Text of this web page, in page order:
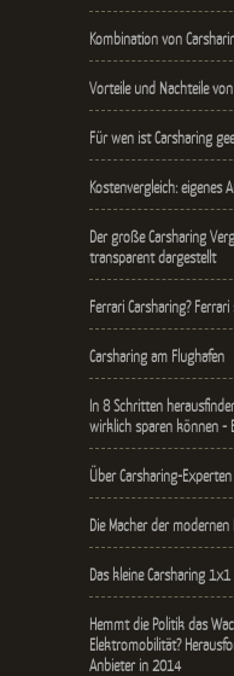
Kombination von
Vorteile und Nachteile
Für wen ist Carsharing
Kostenvergleich: eigenes
Der große Carsharing
transparent dargestellt
Ferrari Carsharing?
Carsharing am Flughafen
In 8 Schritten
wirklich sparen können -
Über Carsharing-Experten
Die Macher der
Das kleine Carsharing 1x1
Hemmt die Politik das
Elektromobilität?
Anbieter in 2014